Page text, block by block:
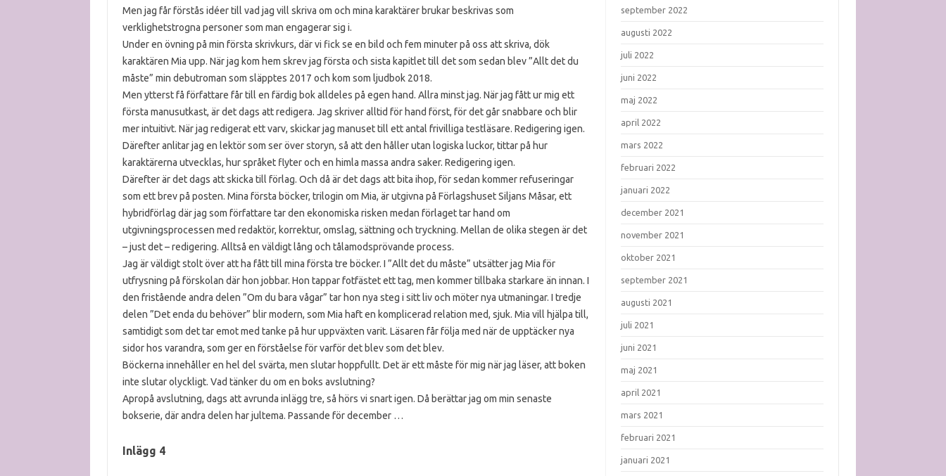
Men jag får förstås idéer till vad jag vill skriva om och mina karaktärer brukar beskrivas som
verklighetstrogna personer som man engagerar sig i.
Under en övning på min första skrivkurs, där vi fick se en bild och fem minuter på oss att skriva, dök
karaktären Mia upp. När jag kom hem skrev jag första och sista kapitlet till det som sedan blev ”Allt det du
måste” min debutroman som släpptes 2017 och kom som ljudbok 2018.
Men ytterst få författare får till en färdig bok alldeles på egen hand. Allra minst jag. När jag fått ur mig ett
första manusutkast, är det dags att redigera. Jag skriver alltid för hand först, för det går snabbare och blir
mer intuitivt. När jag redigerat ett varv, skickar jag manuset till ett antal frivilliga testläsare. Redigering igen.
Därefter anlitar jag en lektör som ser över storyn, så att den håller utan logiska luckor, tittar på hur
karaktärerna utvecklas, hur språket flyter och en himla massa andra saker. Redigering igen.
Därefter är det dags att skicka till förlag. Och då är det dags att bita ihop, för sedan kommer refuseringar
som ett brev på posten. Mina första böcker, trilogin om Mia, är utgivna på Förlagshuset Siljans Måsar, ett
hybridförlag där jag som författare tar den ekonomiska risken medan förlaget tar hand om
utgivningsprocessen med redaktör, korrektur, omslag, sättning och tryckning. Mellan de olika stegen är det
– just det – redigering. Alltså en väldigt lång och tålamodsprövande process.
Jag är väldigt stolt över att ha fått till mina första tre böcker. I ”Allt det du måste” utsätter jag Mia för
utfrysning på förskolan där hon jobbar. Hon tappar fotfästet ett tag, men kommer tillbaka starkare än innan. I
den fristående andra delen ”Om du bara vågar” tar hon nya steg i sitt liv och möter nya utmaningar. I tredje
delen ”Det enda du behöver” blir modern, som Mia haft en komplicerad relation med, sjuk. Mia vill hjälpa till,
samtidigt som det tar emot med tanke på hur uppväxten varit. Läsaren får följa med när de upptäcker nya
sidor hos varandra, som ger en förståelse för varför det blev som det blev.
Böckerna innehåller en hel del svärta, men slutar hoppfullt. Det är ett måste för mig när jag läser, att boken
inte slutar olyckligt. Vad tänker du om en boks avslutning?
Apropå avslutning, dags att avrunda inlägg tre, så hörs vi snart igen. Då berättar jag om min senaste
bokserie, där andra delen har jultema. Passande för december …
Inlägg 4
september 2022
augusti 2022
juli 2022
juni 2022
maj 2022
april 2022
mars 2022
februari 2022
januari 2022
december 2021
november 2021
oktober 2021
september 2021
augusti 2021
juli 2021
juni 2021
maj 2021
april 2021
mars 2021
februari 2021
januari 2021